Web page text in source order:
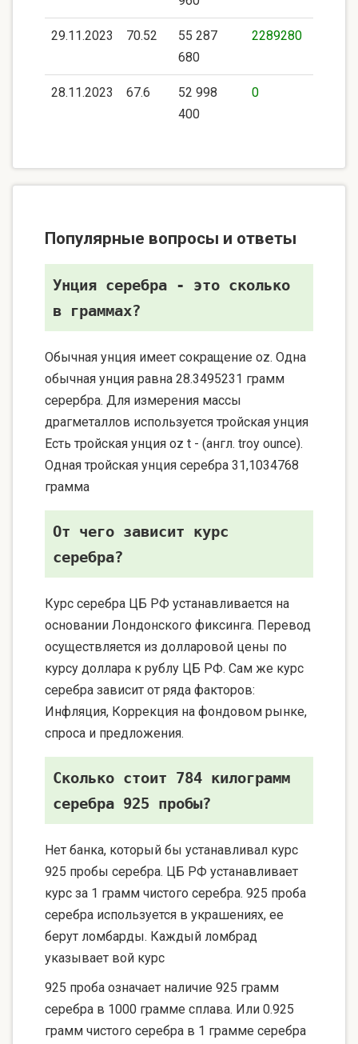
29.11.2023 70.52
55 287
680
2289280
28.11.2023 67.6
52 998
400
0
Популярные вопросы и ответы
Унция серебра - это сколько
в граммах?
Обычная унция имеет сокращение oz. Одна
обычная унция равна 28.3495231 грамм
серербра. Для измерения массы
драгметаллов используется тройская унция
Есть тройская унция oz t - (англ. troy ounce).
Одная тройская унция серебра 31,1034768
грамма
От чего зависит курс
серебра?
Курс серебра ЦБ РФ устанавливается на
основании Лондонского фиксинга. Перевод
осуществляется из долларовой цены по
курсу доллара к рублу ЦБ РФ. Сам же курс
серебра зависит от ряда факторов:
Инфляция, Коррекция на фондовом рынке,
спроса и предложения.
Сколько стоит 784 килограмм
серебра 925 пробы?
Нет банка, который бы устанавливал курс
925 пробы серебра. ЦБ РФ устанавливает
курс за 1 грамм чистого серебра. 925 проба
серебра используется в украшениях, ее
берут ломбарды. Каждый ломбрад
указывает вой курс
925 проба означает наличие 925 грамм
серебра в 1000 грамме сплава. Или 0.925
грамм чистого серебра в 1 грамме серебра